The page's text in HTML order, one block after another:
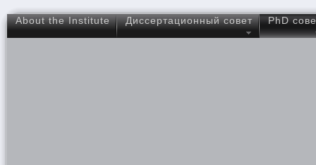
About the Institute Диссертационный совет PhD